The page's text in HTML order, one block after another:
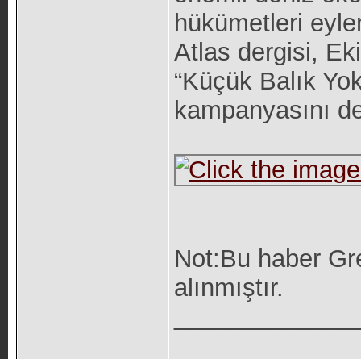
hükümetleri
Atlas dergisi,
“Küçük Balık
kampanyasını
Not:Bu haber
alınmıştır.